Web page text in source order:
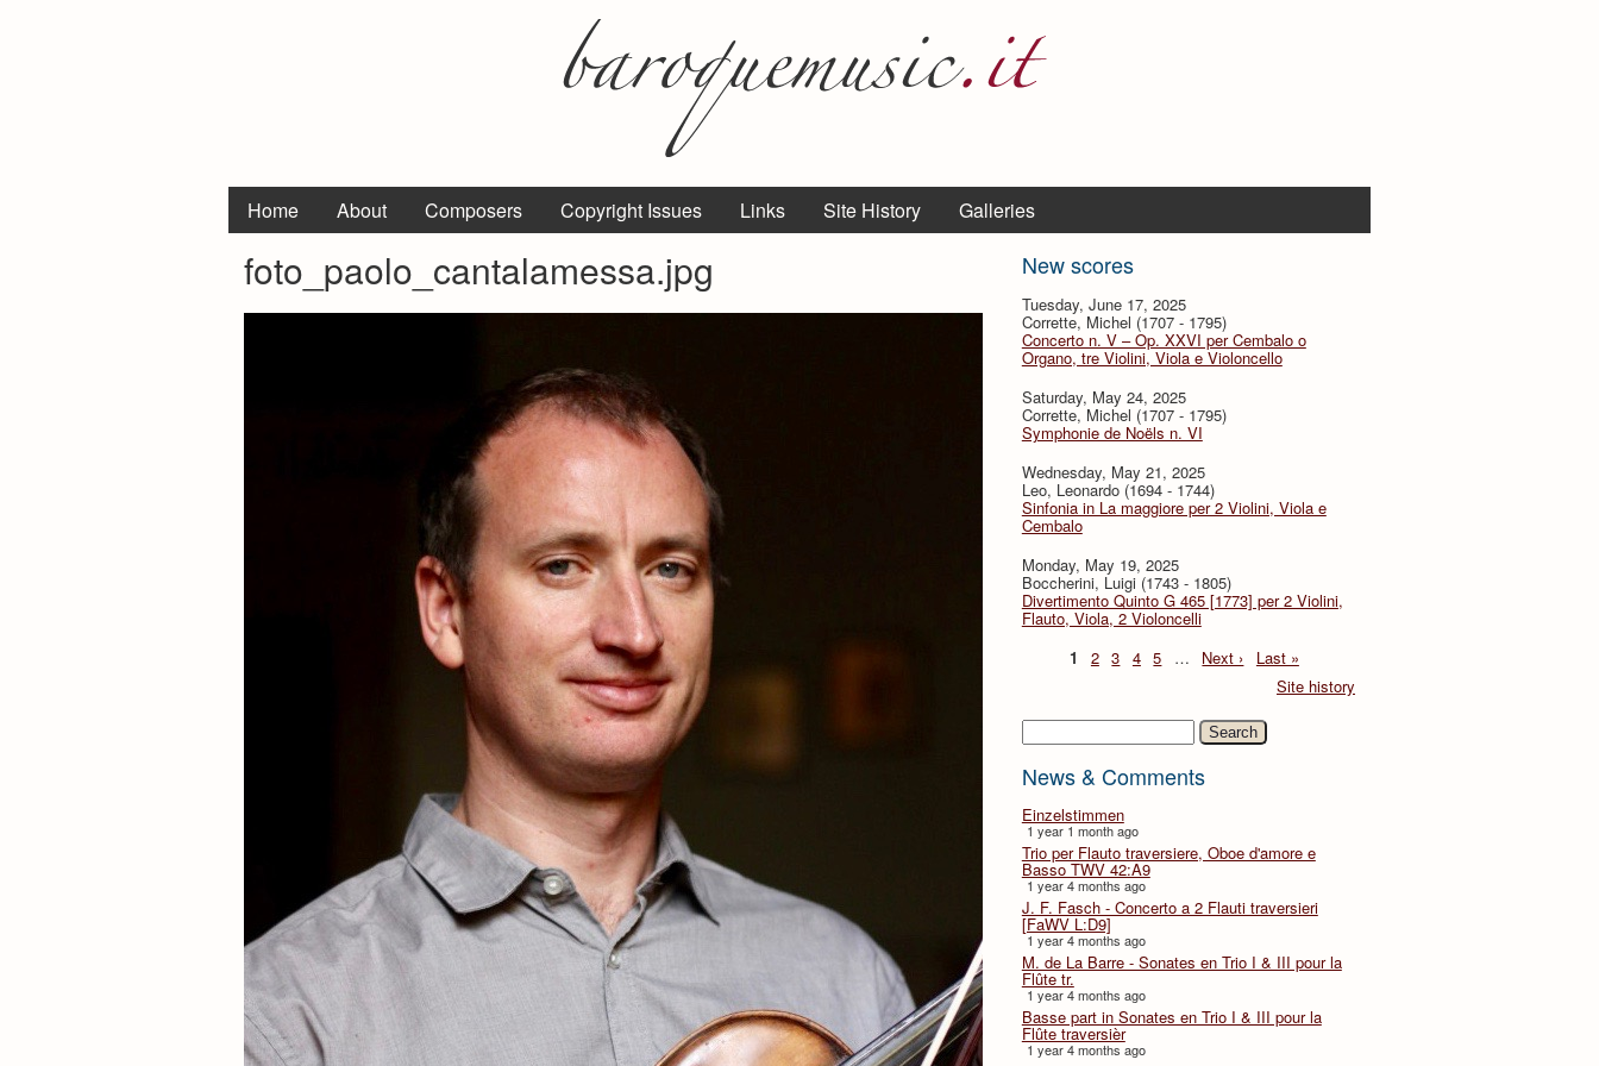
Home About Composers Copyright Issues Links Site History Galleries
New scores
Tuesday, June 17, 2025
Corrette, Michel (1707 - 1795)
Concerto n. V – Op. XXVI per Cembalo o
Organo, tre Violini, Viola e Violoncello
Saturday, May 24, 2025
Corrette, Michel (1707 - 1795)
Symphonie de Noëls n. VI
Wednesday, May 21, 2025
Leo, Leonardo (1694 - 1744)
Sinfonia in La maggiore per 2 Violini, Viola e
Cembalo
Monday, May 19, 2025
Boccherini, Luigi (1743 - 1805)
Divertimento Quinto G 465 [1773] per 2 Violini,
Flauto, Viola, 2 Violoncelli
1
2 3 4 5 … Next ›
Last »
Site history
Search
News & Comments
Einzelstimmen
1 year 1 month ago
Trio per Flauto traversiere, Oboe d'amore e
Basso TWV 42:A9
1 year 4 months ago
J. F. Fasch - Concerto a 2 Flauti traversieri
[FaWV L:D9]
1 year 4 months ago
M. de La Barre - Sonates en Trio I & III pour la
Flûte tr.
1 year 4 months ago
Basse part in Sonates en Trio I & III pour la
Flûte traversièr
1 year 4 months ago
foto_paolo_cantalamessa.jpg